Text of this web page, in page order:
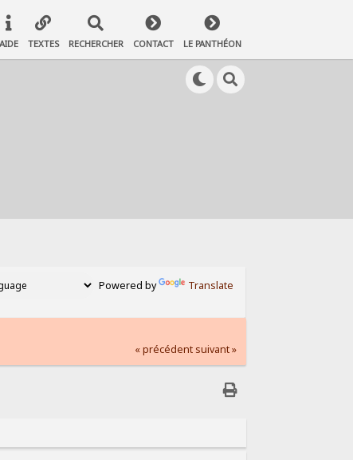
AIDE TEXTES RECHERCHER CONTACT LE PANTHÉON
Powered by Translate
« précédent suivant »